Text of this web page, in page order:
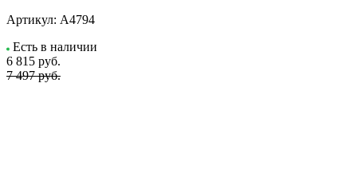
Артикул: A4794
Есть в наличии
6 815 руб.
7 497 руб.